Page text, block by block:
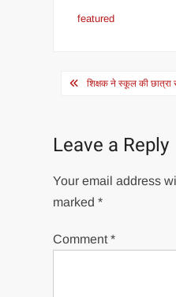
featured
Postशिक्षक ने स्कूल की छात्रा
Leave a Reply
Your email address
marked*
Comment*